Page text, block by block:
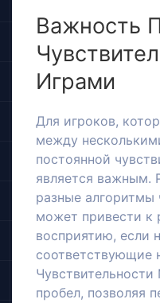
Важность
Играми
Для игроков,
между
постоянной
является важным.
разные алгоритмы
может привести к
восприятию, если
соответствующие
пробел, позволяя